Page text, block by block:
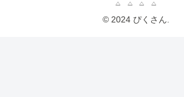
© 2024 ぴくさん.